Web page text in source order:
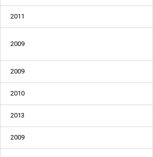
2011
2009
2009
2010
2013
2009